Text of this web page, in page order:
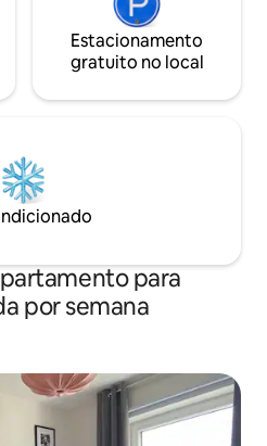
Estacionamento
gratuito no local
para
por semana